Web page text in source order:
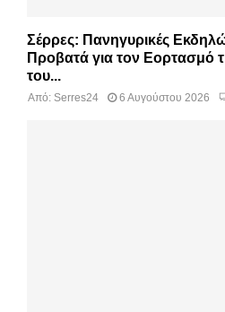
Σέρρες: Πανηγυρικές
Προβατά για τον Εορτασμό
του...
Από: Serres24 6 Αυγούστου 2026